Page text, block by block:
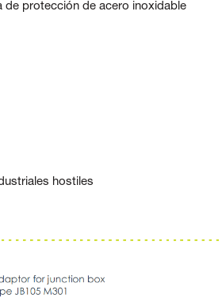
de protección de acero inoxidable
hostiles